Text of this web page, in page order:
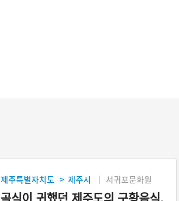
제주특별자치도 > 제주시 서귀포문화원